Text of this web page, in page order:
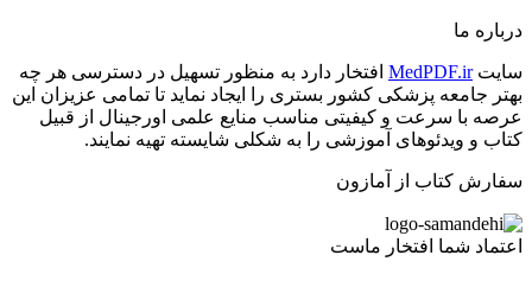
درباره ما
سایتMedPDF.ir افتخار دارد به منظور تسهیل در دسترسی هر چه
بهتر جامعه پزشکی کشور بستری را ایجاد نماید تا تمامی عزیزان این
عرصه با سرعت و کیفیتی مناسب منایع علمی اورجینال از قبیل
کتاب و ویدئوهای آموزشی را به شکلی شایسته تهیه نمایند.
سفارش کتاب از آمازون
اعتماد شما افتخار ماست